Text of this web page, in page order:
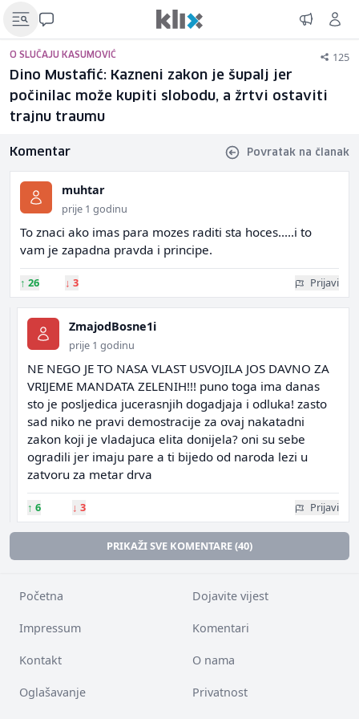
O SLUČAJU KASUMOVIĆ 125
Dino Mustafić: Kazneni zakon je šupalj jer
počinilac može kupiti slobodu, a žrtvi ostaviti
trajnu traumu
Komentar Povratak na članak
muhtar
prije 1 godinu
To znaci ako imas para mozes raditi sta hoces.....i to
vam je zapadna pravda i principe.
↑ 26 ↓ 3 Prijavi
ZmajodBosne1i
prije 1 godinu
NE NEGO JE TO NASA VLAST USVOJILA JOS DAVNO ZA
VRIJEME MANDATA ZELENIH!!! puno toga ima danas
sto je posljedica jucerasnjih dogadjaja i odluka! zasto
sad niko ne pravi demostracije za ovaj nakatadni
zakon koji je vladajuca elita donijela? oni su sebe
ogradili jer imaju pare a ti bijedo od naroda lezi u
zatvoru za metar drva
↑ 6 ↓ 3 Prijavi
PRIKAŽI SVE KOMENTARE (40)
Početna Dojavite vijest
Impressum Komentari
Kontakt O nama
Oglašavanje Privatnost